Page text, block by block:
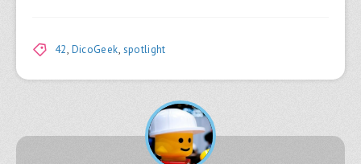
42, DicoGeek, spotlight